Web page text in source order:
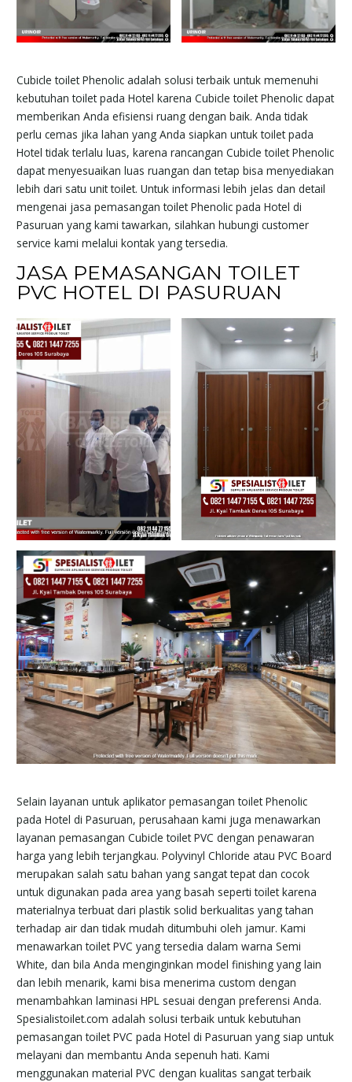
Cubicle toilet Phenolic adalah solusi terbaik untuk memenuhi
kebutuhan toilet pada Hotel karena Cubicle toilet Phenolic dapat
memberikan Anda efisiensi ruang dengan baik. Anda tidak
perlu cemas jika lahan yang Anda siapkan untuk toilet pada
Hotel tidak terlalu luas, karena rancangan Cubicle toilet Phenolic
dapat menyesuaikan luas ruangan dan tetap bisa menyediakan
lebih dari satu unit toilet. Untuk informasi lebih jelas dan detail
mengenai jasa pemasangan toilet Phenolic pada Hotel di
Pasuruan yang kami tawarkan, silahkan hubungi customer
service kami melalui kontak yang tersedia.
JASA PEMASANGAN TOILET
PVC HOTEL DI PASURUAN
Selain layanan untuk aplikator pemasangan toilet Phenolic
pada Hotel di Pasuruan, perusahaan kami juga menawarkan
layanan pemasangan Cubicle toilet PVC dengan penawaran
harga yang lebih terjangkau. Polyvinyl Chloride atau PVC Board
merupakan salah satu bahan yang sangat tepat dan cocok
untuk digunakan pada area yang basah seperti toilet karena
materialnya terbuat dari plastik solid berkualitas yang tahan
terhadap air dan tidak mudah ditumbuhi oleh jamur. Kami
menawarkan toilet PVC yang tersedia dalam warna Semi
White, dan bila Anda menginginkan model finishing yang lain
dan lebih menarik, kami bisa menerima custom dengan
menambahkan laminasi HPL sesuai dengan preferensi Anda.
Spesialistoilet.com adalah solusi terbaik untuk kebutuhan
pemasangan toilet PVC pada Hotel di Pasuruan yang siap untuk
melayani dan membantu Anda sepenuh hati. Kami
menggunakan material PVC dengan kualitas sangat terbaik